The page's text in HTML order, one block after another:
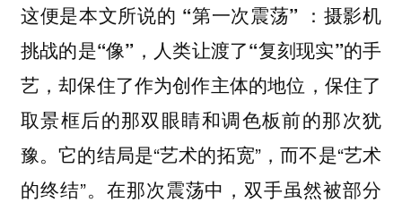
这便是本文所说的 “第一次震荡” ：摄影机
挑战的是“像” ， 人类让渡了“复刻现实”的手
艺，却保住了作为创作主体的地位， 保住了
取景框后的那双眼睛和调色板前的那次犹
豫。它的结局是“艺术的拓宽”，而不是“艺术
的终结”。在那次震荡中，双手虽然被部分